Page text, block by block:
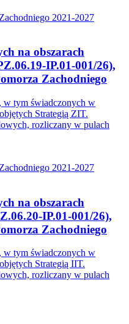
2021-2027
na obszarach
IP.01-001/26),
Zachodniego
w tym świadczonych w
Strategią ZIT.
rozliczany w pulach
2021-2027
na obszarach
IP.01-001/26),
Zachodniego
w tym świadczonych w
Strategią IIT.
rozliczany w pulach